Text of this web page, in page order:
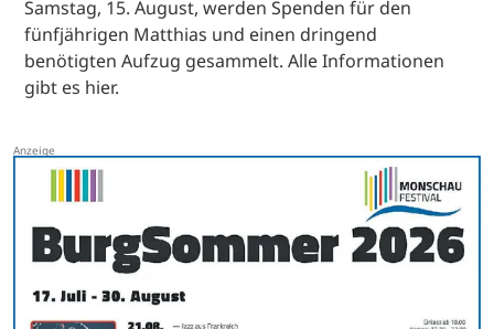
Samstag, 15. August, werden Spenden für den
fünfjährigen Matthias und einen dringend
benötigten Aufzug gesammelt. Alle Informationen
gibt es hier.